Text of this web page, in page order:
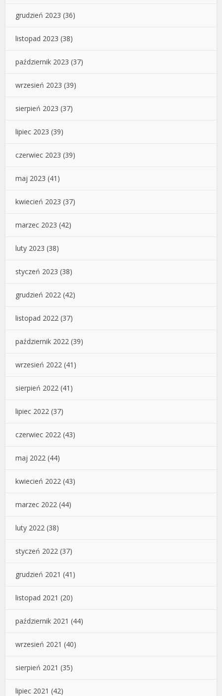
grudzień 2023 (36)
listopad 2023 (38)
październik 2023 (37)
wrzesień 2023 (39)
sierpień 2023 (37)
lipiec 2023 (39)
czerwiec 2023 (39)
maj 2023 (41)
kwiecień 2023 (37)
marzec 2023 (42)
luty 2023 (38)
styczeń 2023 (38)
grudzień 2022 (42)
listopad 2022 (37)
październik 2022 (39)
wrzesień 2022 (41)
sierpień 2022 (41)
lipiec 2022 (37)
czerwiec 2022 (43)
maj 2022 (44)
kwiecień 2022 (43)
marzec 2022 (44)
luty 2022 (38)
styczeń 2022 (37)
grudzień 2021 (41)
listopad 2021 (20)
październik 2021 (44)
wrzesień 2021 (40)
sierpień 2021 (35)
lipiec 2021 (42)